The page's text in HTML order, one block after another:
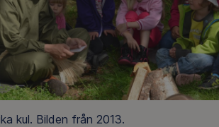
kul. Bilden från 2013.